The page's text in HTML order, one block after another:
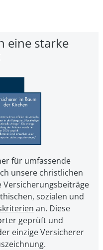
eine starke
für umfassende
unsere christ­li­chen
Ver­si­che­rungs­bei­trä­ge
sozialen und
an. Diese
geprüft und
einzige Versicherer